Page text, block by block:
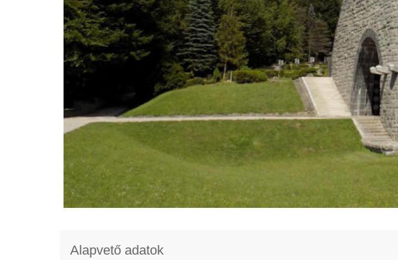
Alapvető adatok